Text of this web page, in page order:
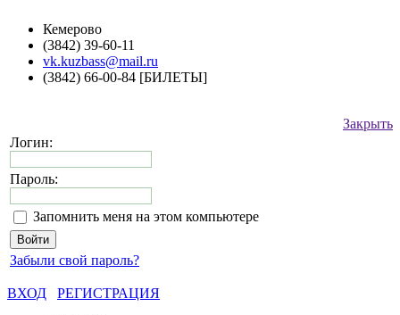
Кемерово
(3842) 39-60-11
vk.kuzbass@mail.ru
(3842) 66-00-84 [БИЛЕТЫ]
Закрыть
Логин:
Пароль:
Запомнить меня на этом компьютере
Забыли свой пароль?
ВХОД
РЕГИСТРАЦИЯ